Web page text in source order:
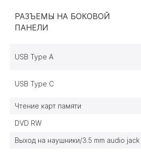
РАЗЪЕМЫ НА БОКОВОЙ
ПАНЕЛИ
USB Type A
USB Type C
Чтение карт памяти
DVD RW
Выход на наушники/3.5 mm audio jack